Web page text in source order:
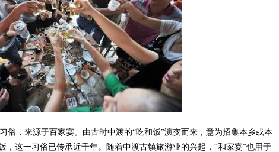
俗，来源于百家宴。由古时中渡的“吃和饭”演变而来，意为招集本乡或本
，这一习俗已传承近千年。随着中渡古镇旅游业的兴起，“和家宴”也用于